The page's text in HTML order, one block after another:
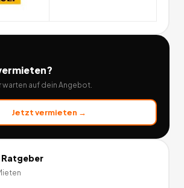
warten auf dein Angebot.
Jetzt vermieten →